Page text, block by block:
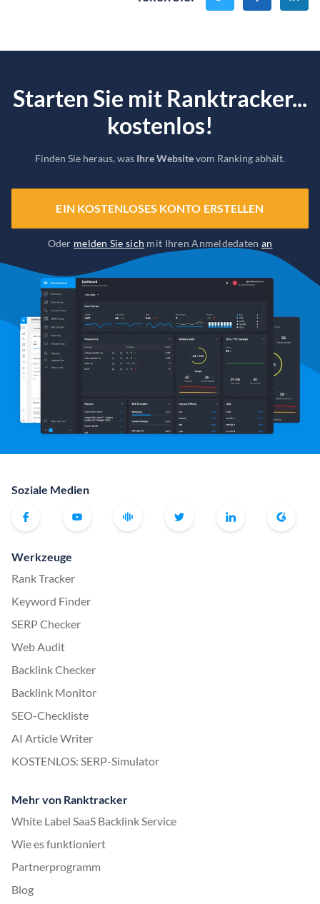
Starten Sie mit Ranktracker...
kostenlos!
Finden Sie heraus, was Ihre Websitevom Ranking abhält.
EIN KOSTENLOSES KONTO ERSTELLEN
Oder melden Sie sich mit Ihren Anmeldedaten an
Soziale Medien
Werkzeuge
Rank Tracker
Keyword Finder
SERP Checker
Web Audit
Backlink Checker
Backlink Monitor
SEO-Checkliste
AI Article Writer
KOSTENLOS: SERP-Simulator
Mehr von Ranktracker
White Label SaaS Backlink Service
Wie es funktioniert
Partnerprogramm
Blog